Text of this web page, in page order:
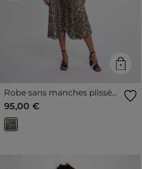
Robe sans manches plissée
multicolore femme
95,00 €